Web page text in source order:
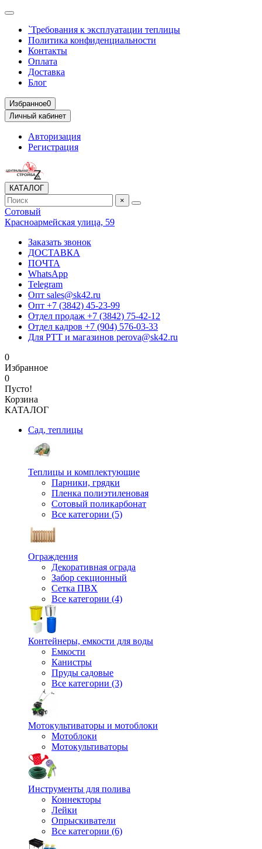
`Требования к эксплуатации теплицы
Политика конфиденциальности
Контакты
Оплата
Доставка
Блог
Избранное0
Личный кабинет
Авторизация
Регистрация
КАТАЛОГ
×
Сотовый
Красноармейская улица, 59
Заказать звонок
ДОСТАВКА
ПОЧТА
WhatsApp
Telegram
Опт sales@sk42.ru
Опт +7 (3842) 45-23-99
Отдел продаж +7 (3842) 75-42-12
Отдел кадров +7 (904) 576-03-33
Для РТТ и магазинов perova@sk42.ru
0
Избранное
0
Пусто!
Корзина
КАТАЛОГ
Сад, теплицы
Теплицы и комплектующие
Парники, грядки
Пленка полиэтиленовая
Сотовый поликарбонат
Все категории (5)
Ограждения
Декоративная ограда
Забор секционный
Сетка ПВХ
Все категории (4)
Контейнеры, емкости для воды
Емкости
Канистры
Пруды садовые
Все категории (3)
Мотокультиваторы и мотоблоки
Мотоблоки
Мотокультиваторы
Инструменты для полива
Коннекторы
Лейки
Опрыскиватели
Все категории (6)